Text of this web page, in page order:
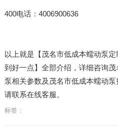
400电话：4006900636
以上就是【茂名市低成本蠕动泵
到好一点】全部介绍，详细咨询
泵相关参数及茂名市低成本蠕动泵
请联系在线客服。
标签：